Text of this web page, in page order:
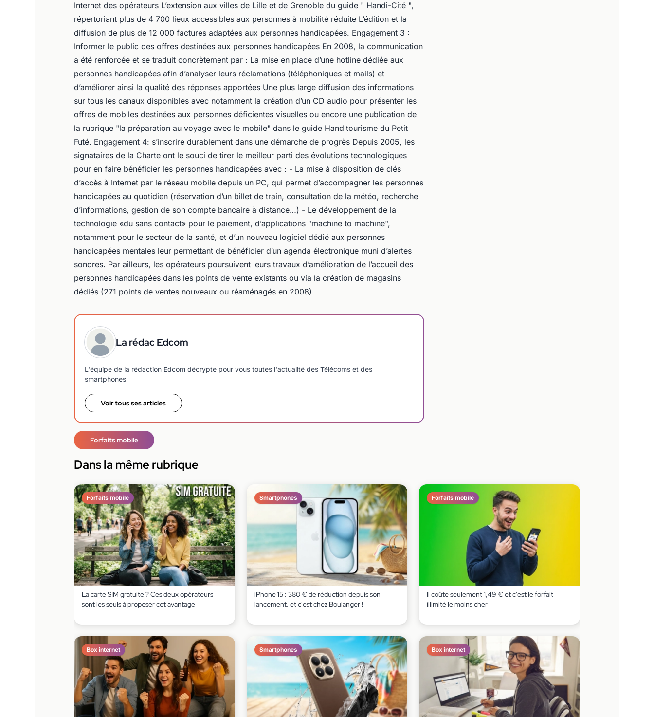
Internet des opérateurs L’extension aux villes de Lille et de Grenoble du guide " Handi-Cité ",
répertoriant plus de 4 700 lieux accessibles aux personnes à mobilité réduite L’édition et la
diffusion de plus de 12 000 factures adaptées aux personnes handicapées. Engagement 3 :
Informer le public des offres destinées aux personnes handicapées En 2008, la communication
a été renforcée et se traduit concrètement par : La mise en place d’une hotline dédiée aux
personnes handicapées afin d’analyser leurs réclamations (téléphoniques et mails) et
d’améliorer ainsi la qualité des réponses apportées Une plus large diffusion des informations
sur tous les canaux disponibles avec notamment la création d’un CD audio pour présenter les
offres de mobiles destinées aux personnes déficientes visuelles ou encore une publication de
la rubrique "la préparation au voyage avec le mobile" dans le guide Handitourisme du Petit
Futé. Engagement 4: s’inscrire durablement dans une démarche de progrès Depuis 2005, les
signataires de la Charte ont le souci de tirer le meilleur parti des évolutions technologiques
pour en faire bénéficier les personnes handicapées avec : - La mise à disposition de clés
d’accès à Internet par le réseau mobile depuis un PC, qui permet d’accompagner les personnes
handicapées au quotidien (réservation d’un billet de train, consultation de la météo, recherche
d’informations, gestion de son compte bancaire à distance…) - Le développement de la
technologie «du sans contact» pour le paiement, d’applications "machine to machine",
notamment pour le secteur de la santé, et d’un nouveau logiciel dédié aux personnes
handicapées mentales leur permettant de bénéficier d’un agenda électronique muni d’alertes
sonores. Par ailleurs, les opérateurs poursuivent leurs travaux d’amélioration de l’accueil des
personnes handicapées dans les points de vente existants ou via la création de magasins
dédiés (271 points de ventes nouveaux ou réaménagés en 2008).
La rédac Edcom
L'équipe de la rédaction Edcom décrypte pour vous toutes l'actualité des Télécoms et des
smartphones.
Voir tous ses articles
Forfaits mobile
Dans la même rubrique
Forfaits mobile
La carte SIM gratuite ? Ces deux opérateurs
sont les seuls à proposer cet avantage
Smartphones
iPhone 15 : 380 € de réduction depuis son
lancement, et c'est chez Boulanger !
Forfaits mobile
Il coûte seulement 1,49 € et c'est le forfait
illimité le moins cher
Box internet Smartphones Box internet